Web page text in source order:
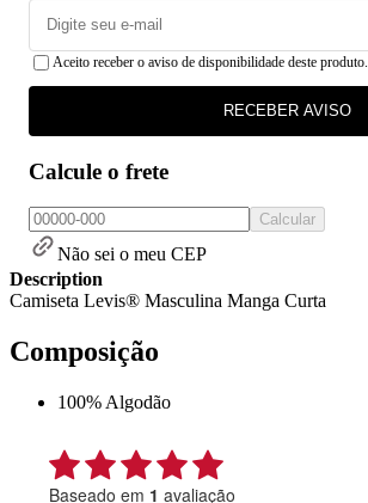
Aceito receber o aviso de disponibilidade deste produto.
RECEBER AVISO
Calcule o frete
Calcular
Não sei o meu CEP
Description
Camiseta Levis® Masculina Manga Curta
Composição
100% Algodão
Baseado em 1 avaliação